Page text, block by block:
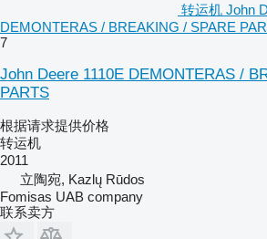
转运机 John
DEMONTERAS / BREAKING / SPARE
7
John Deere 1110E DEMONTERAS /
PARTS
根据请求提供价格
转运机
2011
立陶宛, Kazlų Rūdos
Fomisas UAB company
联系卖方